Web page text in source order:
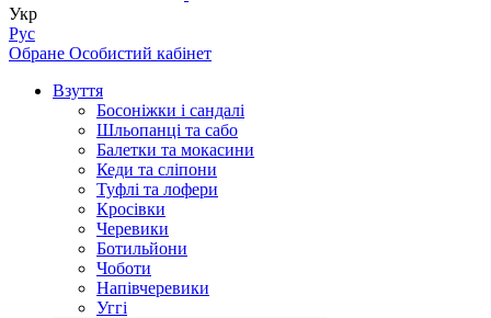
Укр
Рус
Обране Особистий кабінет
Взуття
Босоніжки і сандалі
Шльопанці та сабо
Балетки та мокасини
Кеди та сліпони
Туфлі та лофери
Кросівки
Черевики
Ботильйони
Чоботи
Напівчеревики
Уггі